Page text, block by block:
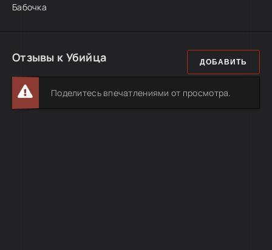
Бабочка
Отзывы к Убийца ДОБАВИТЬ
Поделитесь впечатлениями от просмотра.